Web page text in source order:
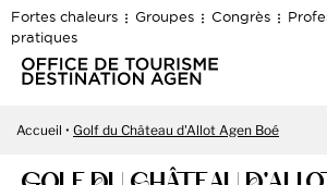
Fortes chaleurs Groupes Congrès
pratiques
Accueil Golf du Château d'Allot Agen Boé